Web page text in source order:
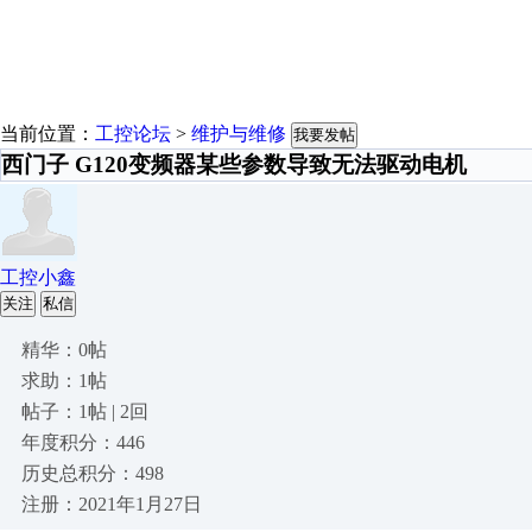
当前位置： 工控论坛 > 维护与维修 我要发帖
西门子 G120变频器某些参数导致无法驱动电机
工控小鑫
关注 私信
精华：0帖
求助：1帖
帖子：1帖 | 2回
年度积分：446
历史总积分：498
注册：2021年1月27日